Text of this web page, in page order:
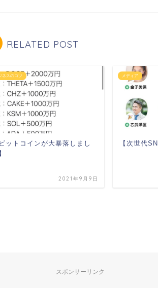
RELATED POST
メディア
【次世代SNS・clubhouse】
2021年9月2日
雑記
スポンサーリンク